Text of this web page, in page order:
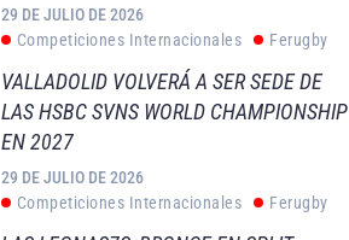
29 DE JULIO DE 2026
Competiciones Internacionales
Ferugby
VALLADOLID VOLVERÁ A SER SEDE DE
LAS HSBC SVNS WORLD CHAMPIONSHIP
EN 2027
29 DE JULIO DE 2026
Competiciones Internacionales
Ferugby